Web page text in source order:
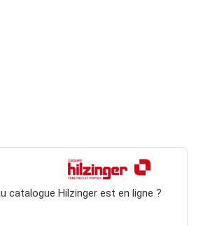
catalogue Hilzinger est en ligne ?